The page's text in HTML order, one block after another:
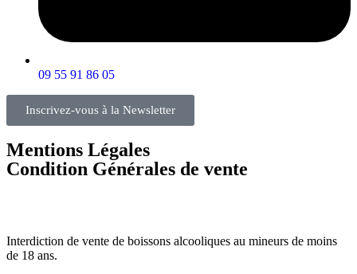
09 55 91 86 05
Inscrivez-vous à la Newsletter
Mentions Légales
Condition Générales de vente
Interdiction de vente de boissons alcooliques au mineurs de moins
de 18 ans.